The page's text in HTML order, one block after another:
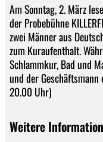
Am Sonntag, 2. März
der Probebühne
zwei Männer aus
zum Kuraufenthalt.
Schlammkur, Bad und
und der
20.00 Uhr)
Weitere